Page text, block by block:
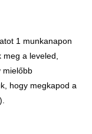
1 munkanapon
a leveled,
mielőbb
hogy megkapod a